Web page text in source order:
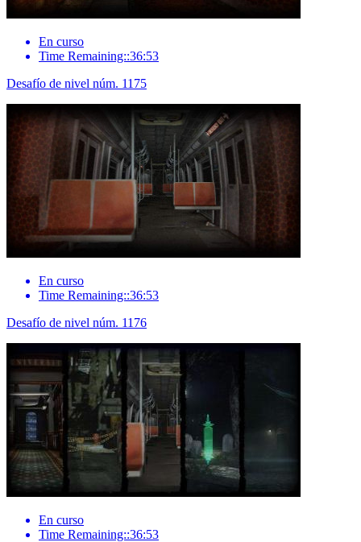
En curso
Time Remaining::36:53
Desafío de nivel núm. 1175
En curso
Time Remaining::36:53
Desafío de nivel núm. 1176
En curso
Time Remaining::36:53